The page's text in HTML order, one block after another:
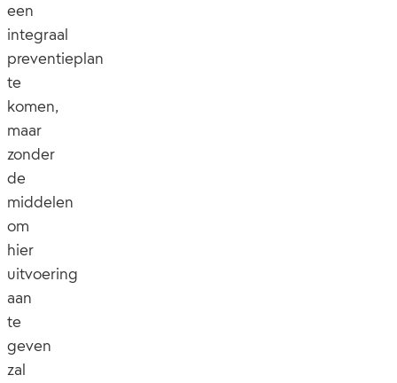
een
integraal
preventieplan
te
komen,
maar
zonder
de
middelen
om
hier
uitvoering
aan
te
geven
zal